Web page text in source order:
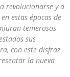
revolucionarse y a
estas épocas de
temerosos
sus
con este disfraz
la nueva